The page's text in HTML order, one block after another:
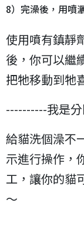
8）完澡後，用噴
使用噴有鎮靜
後，你可以繼
把牠移動到牠
----------我是
給貓洗個澡不
示進行操作，
工，讓你的貓
～